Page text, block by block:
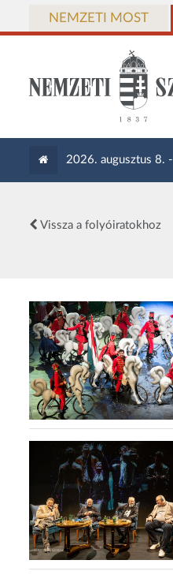
NEMZETI MOST
2026. augusztus 8. -
Vissza a folyóiratokhoz